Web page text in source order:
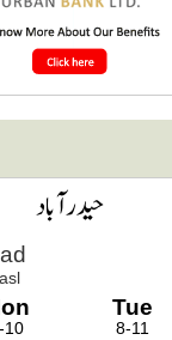
حیدرآباد